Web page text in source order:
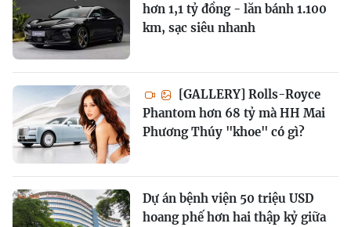
hơn 1,1 tỷ đồng - lăn bánh 1.100
km, sạc siêu nhanh
[GALLERY] Rolls-Royce
Phantom hơn 68 tỷ mà HH Mai
Phương Thúy "khoe" có gì?
Dự án bệnh viện 50 triệu USD
hoang phế hơn hai thập kỷ giữa